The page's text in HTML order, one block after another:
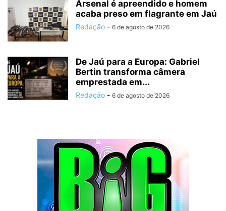
Arsenal é apreendido e homem
acaba preso em flagrante em Jaú
Redação - 6 de agosto de 2026
De Jaú para a Europa: Gabriel
Bertin transforma câmera
emprestada em...
Redação - 6 de agosto de 2026